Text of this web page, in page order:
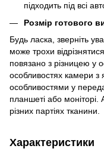
підходить під всі
Розмір готового
Будь ласка, зверніть
може трохи
повязано з різницею у
особливостях камери з
особливостями у
планшеті або моніторі.
різних партіях тканини.
Характеристики